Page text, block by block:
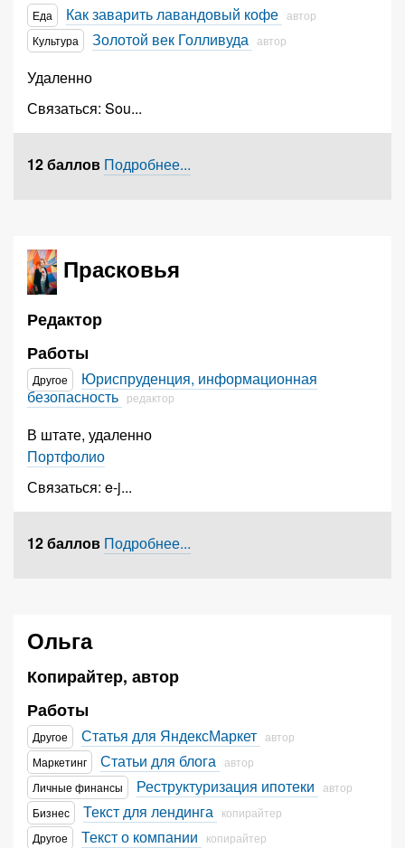
Еда
Как заварить лавандовый кофе автор
Культура
Золотой век Голливуда автор
Удаленно
Связаться: Sou...
12 баллов Подробнее...
Прасковья
Редактор
Работы
Другое
Юриспруденция, информационная
безопасность редактор
В штате, удаленно
Портфолио
Связаться: e-j...
12 баллов Подробнее...
Ольга
Копирайтер, автор
Работы
Другое Статья для ЯндексМаркет автор
Маркетинг
Статьи для блога автор
Личные финансы
Реструктуризация ипотеки автор
Бизнес
Текст для лендинга копирайтер
Другое
Текст о компании копирайтер